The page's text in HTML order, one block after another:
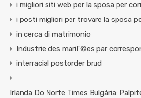
i migliori siti web per la sposa per
i posti migliori per trovare la sposa
in cerca di matrimonio
Industrie des mariГ©es par
interracial postorder brud
Irlanda Do Norte Times Bulgária: